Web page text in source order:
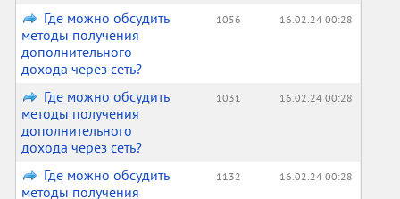
Где можно обсудить
методы получения
дополнительного
дохода через сеть?
1056 16.02.24 00:28
Где можно обсудить
методы получения
дополнительного
дохода через сеть?
1031 16.02.24 00:28
Где можно обсудить
методы получения
1132 16.02.24 00:28